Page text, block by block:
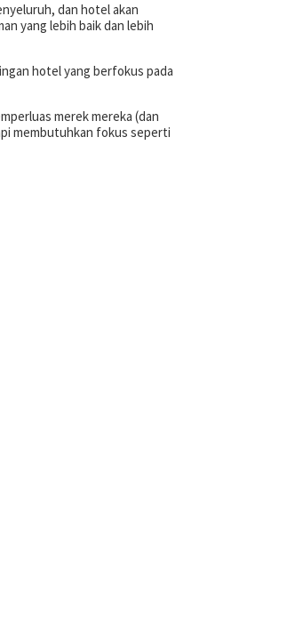
dan hotel akan
yang lebih baik dan lebih
hotel yang berfokus pada
merek mereka (dan
membutuhkan fokus seperti